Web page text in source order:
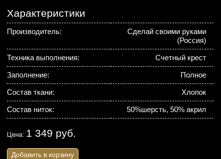
Характеристики
Производитель:
Сделай своими руками
(Россия)
Техника выполнения: Счетный крест
Заполнение: Полное
Состав ткани: Хлопок
Состав ниток: 50%шерсть, 50% акрил
Цена: 1 349 руб.
Добавить в корзину